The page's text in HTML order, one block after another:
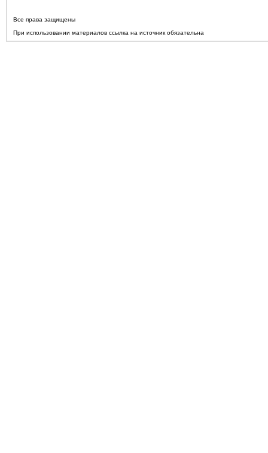
Все права защищены
При использовании материалов ссылка на источник обязательна